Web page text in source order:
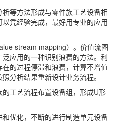
等方法形成与零件族工艺设备相
凭经验完成，最好用专业的应用
stream mapping）。价值流图
应用的一种识别浪费的方法。利
的过程停滞和浪费，计算不增值
分析结果重新设计业务流程。
工艺流程布置设备组，形成U形
优化，不断的进行制造单元设备